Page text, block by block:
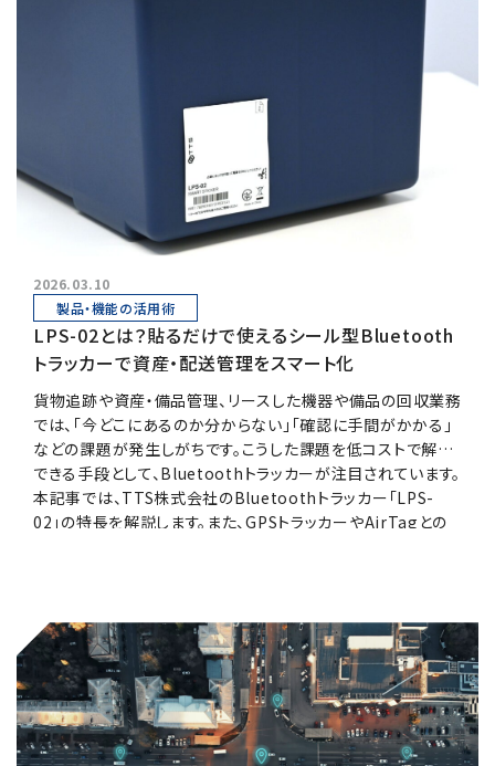
2026.03.10
製品・機能の活用術
LPS-02とは？貼るだけで使えるシール型Bluetooth
トラッカーで資産・配送管理をスマート化
貨物追跡や資産・備品管理、リースした機器や備品の回収業務
では、「今どこにあるのか分からない」「確認に手間がかかる」
などの課題が発生しがちです。こうした課題を低コストで解決
できる手段として、Bluetoothトラッカーが注目されています。
本記事では、TTS株式会社のBluetoothトラッカー「LPS-
02」の特長を解説します。また、GPSトラッカーやAirTagとの